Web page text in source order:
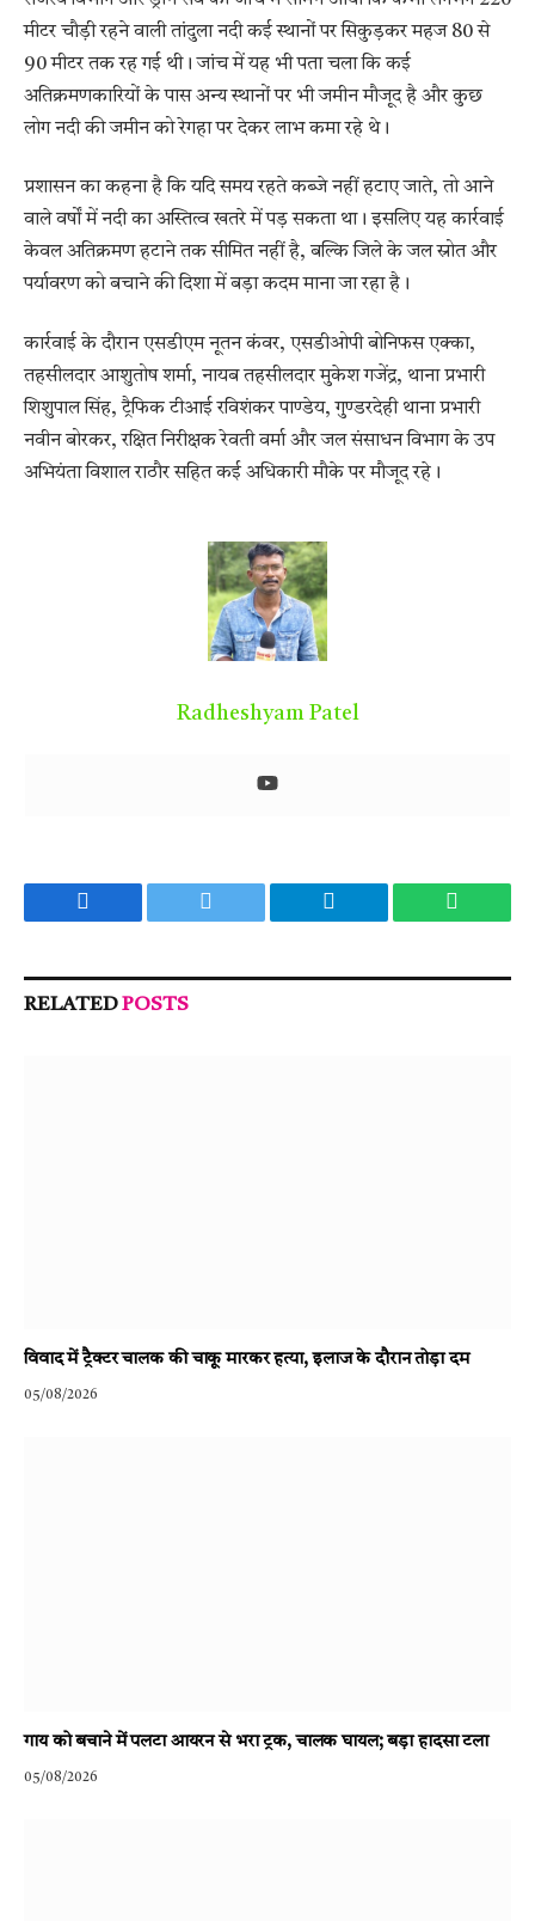
मीटर चौड़ी रहने वाली तांदुला नदी कई स्थानों पर सिकुड़कर महज 80 से
90 मीटर तक रह गई थी। जांच में यह भी पता चला कि कई
अतिक्रमणकारियों के पास अन्य स्थानों पर भी जमीन मौजूद है और कुछ
लोग नदी की जमीन को रेगहा पर देकर लाभ कमा रहे थे।
प्रशासन का कहना है कि यदि समय रहते कब्जे नहीं हटाए जाते, तो आने
वाले वर्षों में नदी का अस्तित्व खतरे में पड़ सकता था। इसलिए यह कार्रवाई
केवल अतिक्रमण हटाने तक सीमित नहीं है, बल्कि जिले के जल स्रोत और
पर्यावरण को बचाने की दिशा में बड़ा कदम माना जा रहा है।
कार्रवाई के दौरान एसडीएम नूतन कंवर, एसडीओपी बोनिफस एक्का,
तहसीलदार आशुतोष शर्मा, नायब तहसीलदार मुकेश गजेंद्र, थाना प्रभारी
शिशुपाल सिंह, ट्रैफिक टीआई रविशंकर पाण्डेय, गुण्डरदेही थाना प्रभारी
नवीन बोरकर, रक्षित निरीक्षक रेवती वर्मा और जल संसाधन विभाग के उप
अभियंता विशाल राठौर सहित कई अधिकारी मौके पर मौजूद रहे।
Radheshyam Patel
Facebook Twitter Telegram
RELATEDPOSTS
विवाद में ट्रैक्टर चालक की चाकू मारकर हत्या, इलाज के दौरान तोड़ा दम
05/08/2026
गाय को बचाने में पलटा आयरन से भरा ट्रक, चालक घायल; बड़ा हादसा टला
05/08/2026